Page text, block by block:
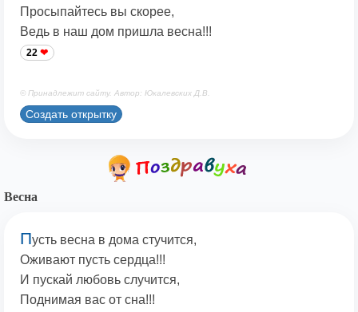
Просыпайтесь вы скорее,
Ведь в наш дом пришла весна!!!
22
© Принадлежит сайту. Автор: Юкалевских Д.В.
Создать открытку
Весна
Пусть весна в дома стучится,
Оживают пусть сердца!!!
И пускай любовь случится,
Поднимая вас от сна!!!